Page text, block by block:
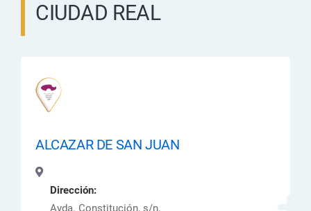
CIUDAD REAL
ALCAZAR DE SAN JUAN
Dirección:
Avda. Constitución, s/n,